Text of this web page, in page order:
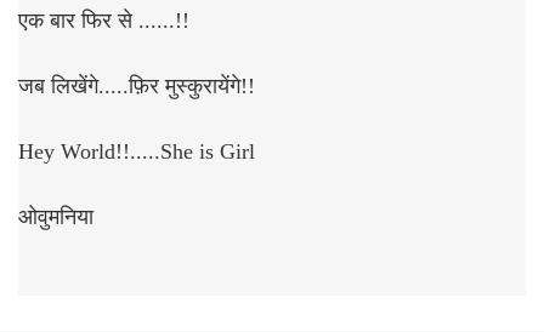
एक बार फिर से ......!!
जब लिखेंगे.....फ़िर मुस्कुरायेंगे!!
Hey World!!.....She is Girl
ओवुमनिया